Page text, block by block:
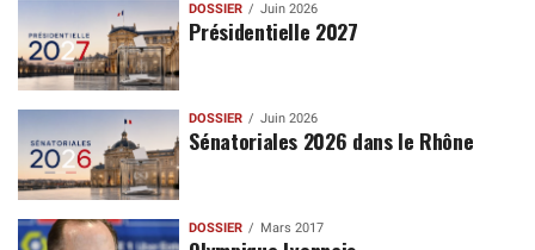
DOSSIER Juin 2026
Présidentielle 2027
DOSSIER Juin 2026
Sénatoriales 2026 dans le Rhône
DOSSIER Mars 2017